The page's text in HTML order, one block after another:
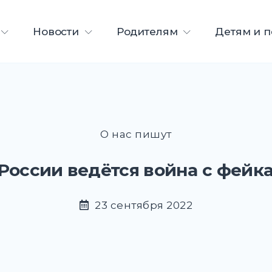
Новости Родителям Детям и
О нас пишут
ведётся война с
23 сентября 2022